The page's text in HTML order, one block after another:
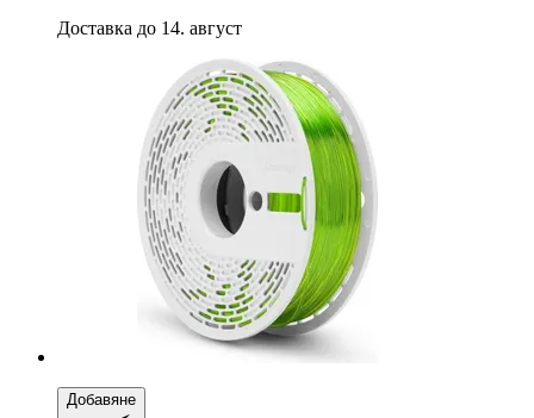
Доставка до 14. август
Добавяне